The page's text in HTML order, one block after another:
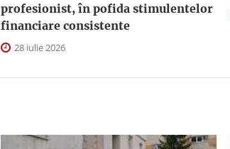
profesionist, în pofida stimulentelor
financiare consistente
28 iulie 2026